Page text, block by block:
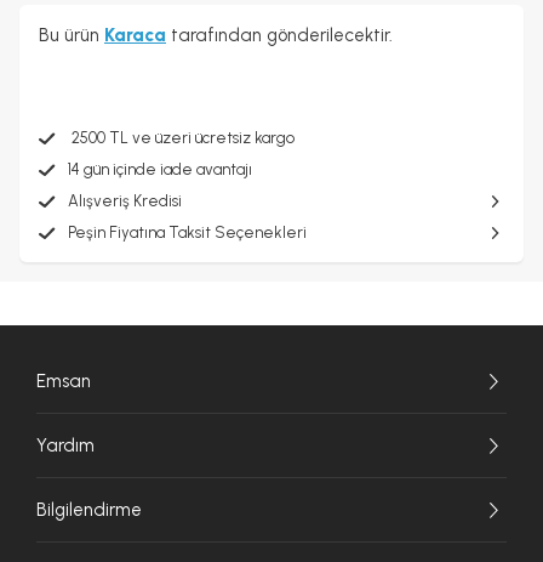
Bu ürün Karaca tarafından gönderilecektir.
2500 TL ve üzeri ücretsiz kargo
14 gün içinde iade avantajı
Alışveriş Kredisi
Peşin Fiyatına Taksit Seçenekleri
Emsan
Yardım
Bilgilendirme